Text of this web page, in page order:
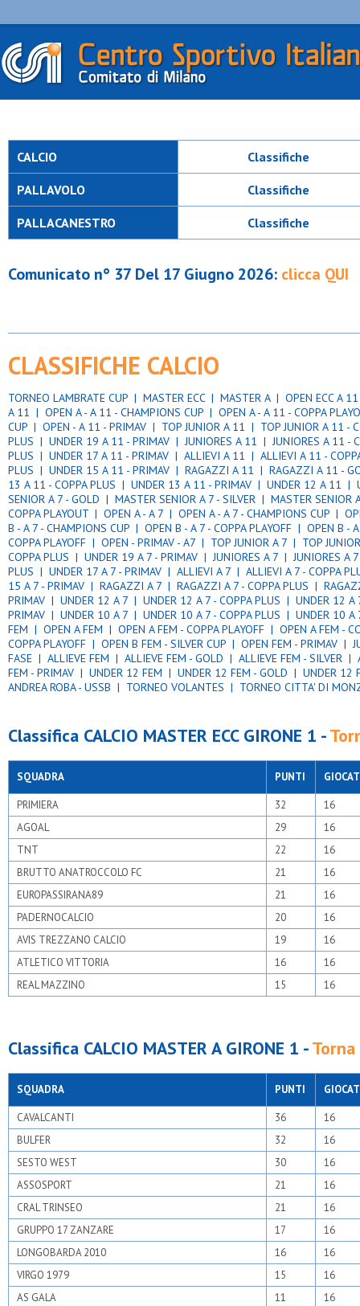
CALCIO Classifiche
PALLAVOLO Classifiche
PALLACANESTRO Classifiche
Comunicato n° 37 Del 17 Giugno 2026: clicca QUI
CLASSIFICHE CALCIO
TORNEO LAMBRATE CUP | MASTER ECC | MASTER A | OPEN ECC A
A 11 | OPEN A - A 11 - CHAMPIONS CUP | OPEN A - A 11 - COPPA
CUP | OPEN - A 11 - PRIMAV | TOP JUNIOR A 11 | TOP JUNIOR A 11 -
PLUS | UNDER 19 A 11 - PRIMAV |JUNIORES A 11 |JUNIORES A 11 -
PLUS | UNDER 17 A 11 - PRIMAV | ALLIEVI A 11 | ALLIEVI A 11 -
PLUS | UNDER 15 A 11 - PRIMAV | RAGAZZI A 11 | RAGAZZI A 11 -
13 A 11 - COPPA PLUS | UNDER 13 A 11 - PRIMAV | UNDER 12 A 11 |
SENIOR A 7 - GOLD | MASTER SENIOR A 7 - SILVER | MASTER
COPPA PLAYOUT | OPEN A - A 7 | OPEN A - A 7 - CHAMPIONS CUP |
B - A 7 - CHAMPIONS CUP | OPEN B - A 7 - COPPA PLAYOFF | OPEN B -
COPPA PLAYOFF | OPEN - PRIMAV - A7 | TOP JUNIOR A 7 | TOP
COPPA PLUS | UNDER 19 A 7 - PRIMAV |JUNIORES A 7 |JUNIORES A
PLUS | UNDER 17 A 7 - PRIMAV | ALLIEVI A 7 | ALLIEVI A 7 - COPPA
15 A 7 - PRIMAV | RAGAZZI A 7 | RAGAZZI A 7 - COPPA PLUS |
PRIMAV | UNDER 12 A 7 | UNDER 12 A 7 - COPPA PLUS | UNDER 12
PRIMAV | UNDER 10 A 7 | UNDER 10 A 7 - COPPA PLUS | UNDER 10
FEM | OPEN A FEM | OPEN A FEM - COPPA PLAYOFF | OPEN A FEM -
COPPA PLAYOFF | OPEN B FEM - SILVER CUP | OPEN FEM - PRIMAV |
FASE | ALLIEVE FEM | ALLIEVE FEM - GOLD | ALLIEVE FEM - SILVER |
FEM - PRIMAV | UNDER 12 FEM | UNDER 12 FEM - GOLD | UNDER 12
ANDREA ROBA - USSB | TORNEO VOLANTES | TORNEO CITTA' DI
Classifica CALCIO MASTER ECC GIRONE 1 -
SQUADRA PUNTI
PRIMIERA 32
16
AGOAL
29
16
TNT
22
16
BRUTTO ANATROCCOLO FC
21
16
EUROPASSIRANA89
21
16
PADERNOCALCIO
20
16
AVIS TREZZANO CALCIO
19
16
ATLETICO VITTORIA
16
16
REAL MAZZINO
15 16
Classifica CALCIO MASTER A GIRONE 1 -Torna
SQUADRA PUNTI
CAVALCANTI 36
16
BULFER
32
16
SESTO WEST
30
16
ASSOSPORT
21
16
CRAL TRINSEO
21
16
GRUPPO 17 ZANZARE
17
16
LONGOBARDA 2010
16
16
VIRGO 1979
15
16
AS GALA
11 16